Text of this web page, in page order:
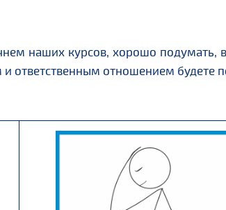
наших курсов, хорошо подумать,
ответственным отношением будете